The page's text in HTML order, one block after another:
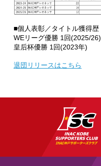
■個人表彰／タイトル獲得歴
WEリーグ優勝 1回(2025/26)
皇后杯優勝 1回(2023年)
退団リリースはこちら